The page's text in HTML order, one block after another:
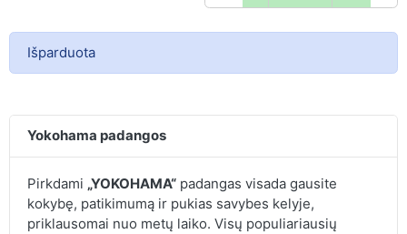
Išparduota
Yokohama padangos
Pirkdami „YOKOHAMA“padangas visada gausite
kokybę, patikimumą ir pukias savybes kelyje,
priklausomai nuo metų laiko. Visų populiariausių